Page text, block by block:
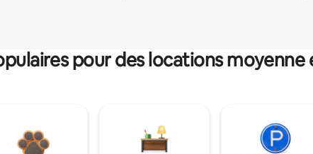
pour des locations